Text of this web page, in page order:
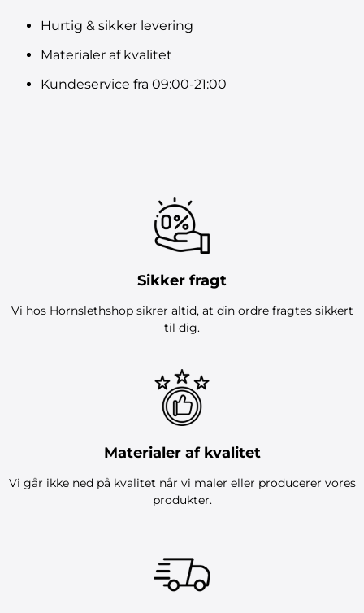
Hurtig & sikker levering
Materialer af kvalitet
Kundeservice fra 09:00-21:00
Sikker fragt
Vi hos Hornslethshop sikrer altid, at din ordre fragtes sikkert
til dig.
Materialer af kvalitet
Vi går ikke ned på kvalitet når vi maler eller producerer vores
produkter.